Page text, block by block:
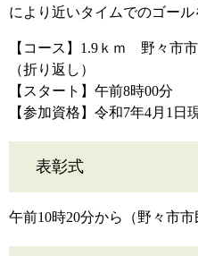
により近いタイムでのゴール
【コース】1.9ｋｍ 野々市
（折り返し）
【スタート】午前8時00分
【参加資格】令和7年4月1日
表彰式
午前10時20分から（野々市市